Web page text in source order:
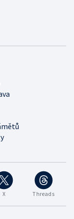
X Threads